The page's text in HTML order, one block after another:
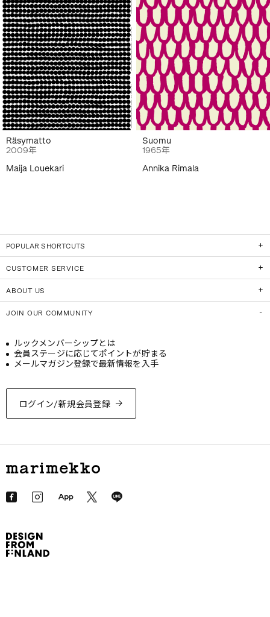
Räsymatto
2009年
Maija Louekari
Suomu
1965年
Annika Rimala
POPULAR SHORTCUTS
CUSTOMER SERVICE
ABOUT US
JOIN OUR COMMUNITY
ログイン/新規会員登録
ルックメンバーシップとは
会員ステージに応じてポイントが貯まる
メールマガジン登録で最新情報を入手